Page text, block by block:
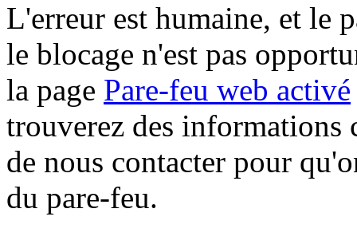
L'erreur est humaine, et le
le blocage n'est pas
la page Pare-feu web activé
trouverez des informations
de nous contacter pour
du pare-feu.